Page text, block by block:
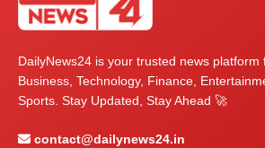
DailyNews24 is your trusted news platform
Business, Technology, Finance,
Sports. Stay Updated, Stay Ahead 🚀
contact@dailynews24.in